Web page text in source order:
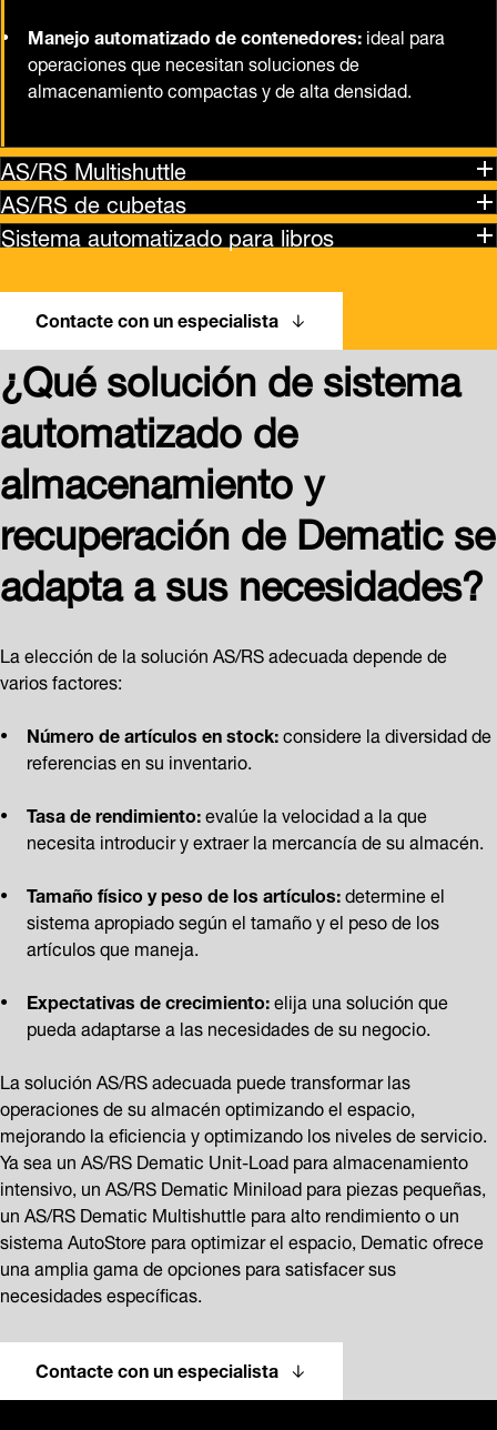
Manejo automatizado de contenedores:ideal para
operaciones que necesitan soluciones de
almacenamiento compactas y de alta densidad.
AS/RS Multishuttle
AS/RS de cubetas
Sistema automatizado para libros
Contacte con un especialista
¿Qué solución de sistema
automatizado de
almacenamiento y
recuperación de Dematic se
adapta a sus necesidades?
La elección de la solución AS/RS adecuada depende de
varios factores:
Número de artículos en stock:considere la diversidad de
referencias en su inventario.
Tasa de rendimiento:evalúe la velocidad a la que
necesita introducir y extraer la mercancía de su almacén.
Tamaño físico y peso de los artículos:determine el
sistema apropiado según el tamaño y el peso de los
artículos que maneja.
Expectativas de crecimiento:elija una solución que
pueda adaptarse a las necesidades de su negocio.
La solución AS/RS adecuada puede transformar las
operaciones de su almacén optimizando el espacio,
mejorando la eficiencia y optimizando los niveles de servicio.
Ya sea un AS/RS Dematic Unit-Load para almacenamiento
intensivo, un AS/RS Dematic Miniload para piezas pequeñas,
un AS/RS Dematic Multishuttle para alto rendimiento o un
sistema AutoStore para optimizar el espacio, Dematic ofrece
una amplia gama de opciones para satisfacer sus
necesidades específicas.
Contacte con un especialista